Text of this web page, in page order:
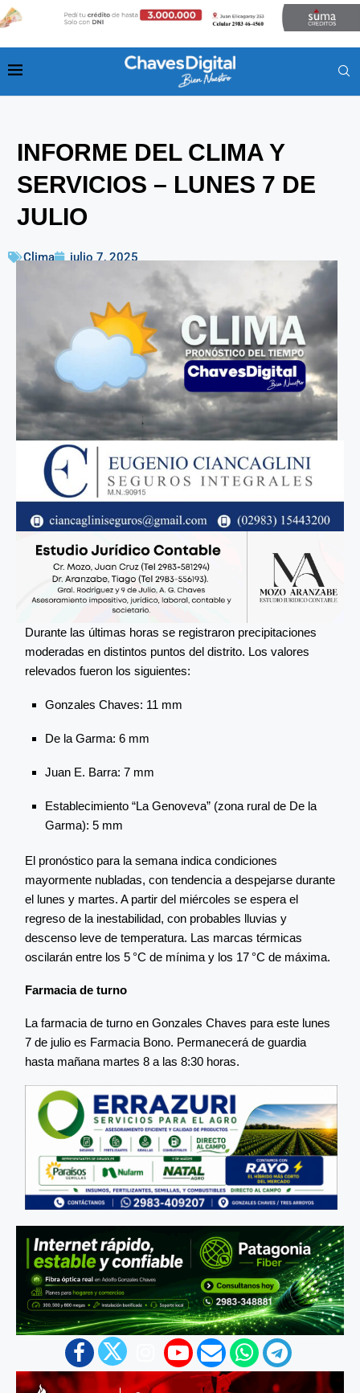
INFORME DEL CLIMA Y
SERVICIOS – LUNES 7 DE
JULIO
Clima julio 7, 2025
Durante las últimas horas se registraron precipitaciones
moderadas en distintos puntos del distrito. Los valores
relevados fueron los siguientes:
Gonzales Chaves: 11 mm
De la Garma: 6 mm
Juan E. Barra: 7 mm
Establecimiento “La Genoveva” (zona rural de De la
Garma): 5 mm
El pronóstico para la semana indica condiciones
mayormente nubladas, con tendencia a despejarse durante
el lunes y martes. A partir del miércoles se espera el
regreso de la inestabilidad, con probables lluvias y
descenso leve de temperatura. Las marcas térmicas
oscilarán entre los 5 °C de mínima y los 17 °C de máxima.
Farmacia de turno
La farmacia de turno en Gonzales Chaves para este lunes
7 de julio es Farmacia Bono. Permanecerá de guardia
hasta mañana martes 8 a las 8:30 horas.